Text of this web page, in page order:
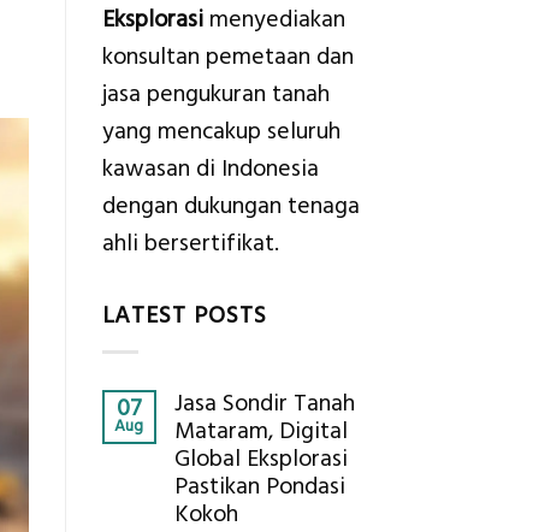
Eksplorasimenyediakan
konsultan pemetaan dan
jasa pengukuran tanah
yang mencakup seluruh
kawasan di Indonesia
dengan dukungan tenaga
ahli bersertifikat.
LATEST POSTS
07
Aug
Jasa Sondir Tanah
Mataram, Digital
Global Eksplorasi
Pastikan Pondasi
Kokoh